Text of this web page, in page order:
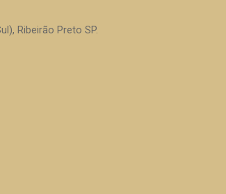
Ribeirão Preto SP.